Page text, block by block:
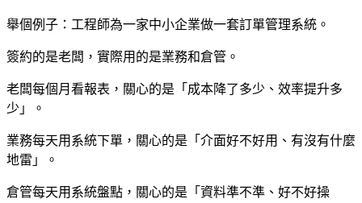
舉個例子：工程師為一家中小企業做一套訂單管理系統。
簽約的是老闆，實際用的是業務和倉管。
老闆每個月看報表，關心的是「成本降了多少、效率提升多
少」。
業務每天用系統下單，關心的是「介面好不好用、有沒有什麼
地雷」。
倉管每天用系統盤點，關心的是「資料準不準、好不好操